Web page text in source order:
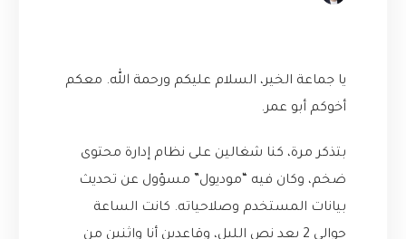
يا جماعة الخير، السلام عليكم ورحمة الله. معكم
أخوكم أبو عمر.
بتذكر مرة، كنا شغالين على نظام إدارة محتوى
ضخم، وكان فيه “موديول” مسؤول عن تحديث
بيانات المستخدم وصلاحياته. كانت الساعة
حوالي 2 بعد نص الليل، وقاعدين أنا واثنين من